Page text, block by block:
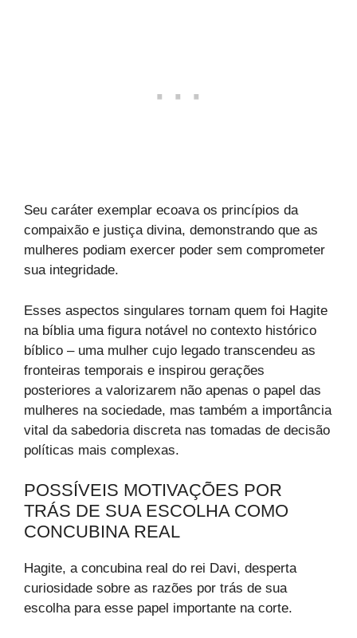
Seu caráter exemplar ecoava os princípios da
compaixão e justiça divina, demonstrando que as
mulheres podiam exercer poder sem comprometer
sua integridade.
Esses aspectos singulares tornam quem foi Hagite
na bíblia uma figura notável no contexto histórico
bíblico – uma mulher cujo legado transcendeu as
fronteiras temporais e inspirou gerações
posteriores a valorizarem não apenas o papel das
mulheres na sociedade, mas também a importância
vital da sabedoria discreta nas tomadas de decisão
políticas mais complexas.
POSSÍVEIS MOTIVAÇÕES POR
TRÁS DE SUA ESCOLHA COMO
CONCUBINA REAL
Hagite, a concubina real do rei Davi, desperta
curiosidade sobre as razões por trás de sua
escolha para esse papel importante na corte.